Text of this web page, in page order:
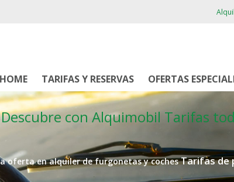
HOME TARIFAS Y RESERVAS OFERTAS
Descubre con Alquimobil Tarifas
oferta en alquiler de furgonetas y cochesTarifas de